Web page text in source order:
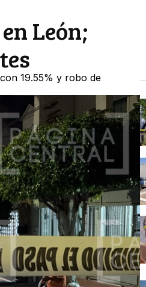
León;
19.55% y robo de